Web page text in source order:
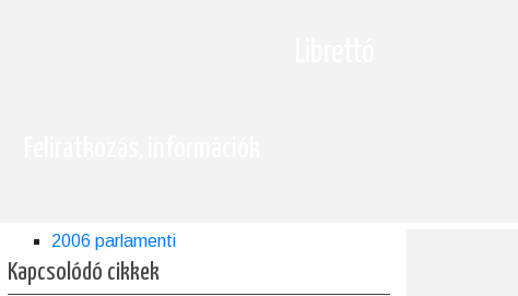
2006 parlamenti
Kapcsolódó cikkek